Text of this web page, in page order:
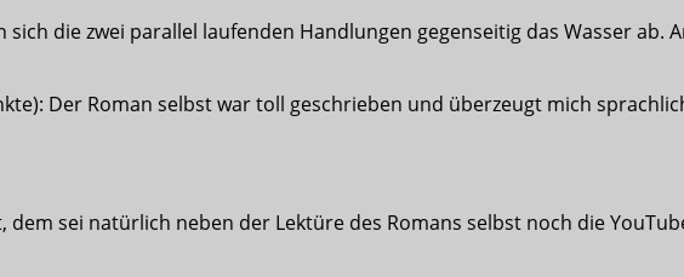
die zwei parallel laufenden Handlungen gegenseitig das Wasser ab.
Der Roman selbst war toll geschrieben und überzeugt mich
sei natürlich neben der Lektüre des Romans selbst noch die